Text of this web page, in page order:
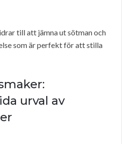
till att jämna ut sötman och
som är perfekt för att stilla
urval av